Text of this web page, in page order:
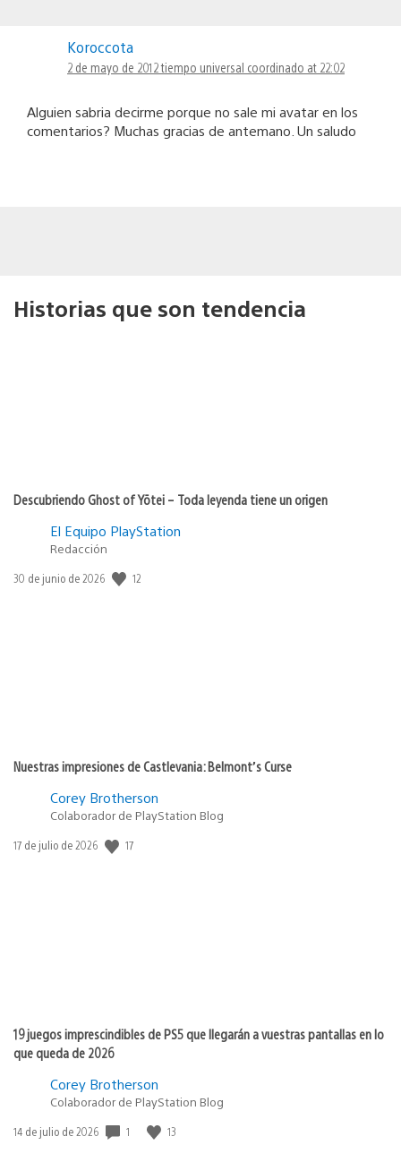
Koroccota
2 de mayo de 2012 tiempo universal coordinado at 22:02
Alguien sabria decirme porque no sale mi avatar en los
comentarios? Muchas gracias de antemano. Un saludo
Historias que son tendencia
Descubriendo Ghost of Yōtei – Toda leyenda tiene un origen
El Equipo PlayStation
Redacción
Fecha
30 de junio de 2026 12
Nuestras impresiones de Castlevania: Belmont’s Curse
Corey Brotherson
Colaborador de PlayStation Blog
Fecha
17 de julio de 2026 17
19 juegos imprescindibles de PS5 que llegarán a vuestras pantallas en lo
que queda de 2026
Corey Brotherson
Colaborador de PlayStation Blog
Fecha
14 de julio de 2026 1 13